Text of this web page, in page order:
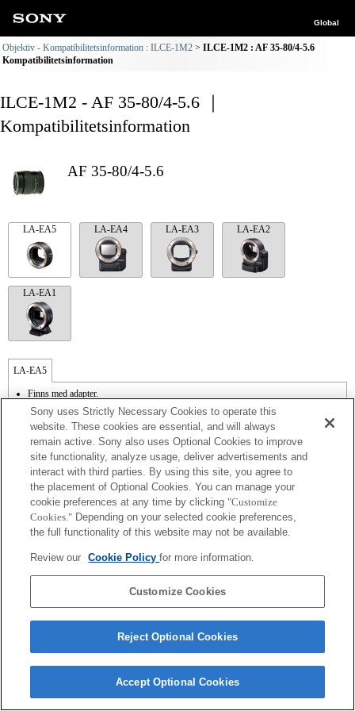
Global
Objektiv - Kompatibilitetsinformation : ILCE-1M2
ILCE-1M2 : AF 35-80/4-5.6
Kompatibilitetsinformation
ILCE-1M2 - AF 35-80/4-5.6 ｜
Kompatibilitetsinformation
AF 35-80/4-5.6
LA-EA5 LA-EA4 LA-EA3 LA-EA2
LA-EA1
LA-EA5
Finns med adapter.
Bländarens funktionsljud spelas in med den interna mikrofonen.
Outside the A (Aperture priority), S (Shutter priority), and M (Manual) modes, the
shutter speed and the aperture can not be adjusted during the movie recording.
Funktionen Lens Comp [objektivkompensation] fungerar inte.
Om [A-objektivet] sätts fast med monteringsadaptern fungerar inte funktionen MF
Assist automatiskt när du vrider på fokusringen. Du kan förstora bilden genom att
välja funktionen Focus Magnifier [Fokusförstoring] eller funktionen [MF Assist] till
någon av knapparna i "Custom Key Settings" [Inställningar för anpassade knappar].
Pekskärmsslutaren fungerar inte.
Skakkompensering finns med 3 axlar (roll/gir/tipp) genom SteadyShot INSIDE.
Även om det går att använda autofokus kan det ibland vara svårt att ställa in skärpan
av bilden, eller när motivet är väldigt oskarpt till att börja med.
Sony uses Strictly Necessary Cookies to operate this
website. These cookies are essential, and will always
remain active. Sony also uses Optional Cookies to improve
site functionality, analyze usage, deliver advertisements and
interact with third parties. By using this site, you agree to
the placement of Optional Cookies. You can manage your
cookie preferences at any time by clicking "Customize
Cookies." Depending on your selected cookie preferences,
the full functionality of this website may not be available.
Review our Cookie Policyfor more information.
Customize Cookies
Reject Optional Cookies
Accept Optional Cookies